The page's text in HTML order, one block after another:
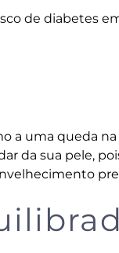
de diabetes
a uma queda na
da sua pele,